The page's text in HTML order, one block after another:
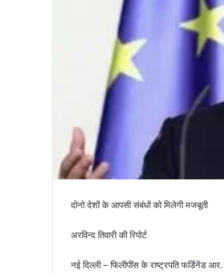
दोनो देशों के आपसी संबंधों को मिलेगी मजबूती
अरविन्द तिवारी की रिपोर्ट
नई दिल्ली – फिलीपींस के राष्ट्रपति फर्डिनेंड